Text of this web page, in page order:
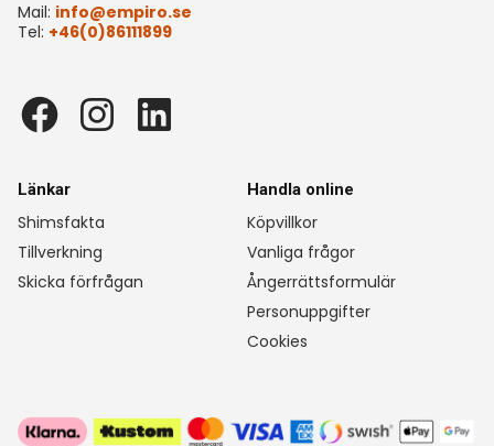
Mail: info@empiro.se
Tel: +46(0)86111899
Länkar
Shimsfakta
Tillverkning
Skicka förfrågan
Handla online
Köpvillkor
Vanliga frågor
Ångerrättsformulär
Personuppgifter
Cookies